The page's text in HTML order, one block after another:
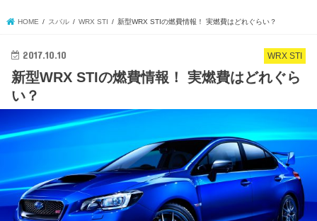
HOME スバル WRX STI 新型WRX STIの燃費情報！ 実燃費はどれぐらい？
WRX STI
2017.10.10
新型WRX STIの燃費情報！ 実燃費はどれぐら
い？